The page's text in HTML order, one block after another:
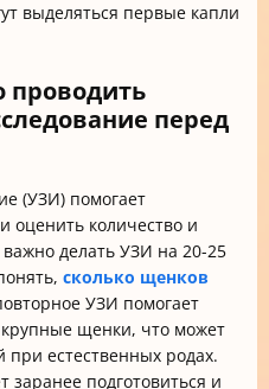
выделяться первые капли
проводить
перед
(УЗИ) помогает
оценить количество и
делать УЗИ на 20-25
сколько щенков
УЗИ помогает
щенки, что может
естественных родах.
заранее подготовиться и